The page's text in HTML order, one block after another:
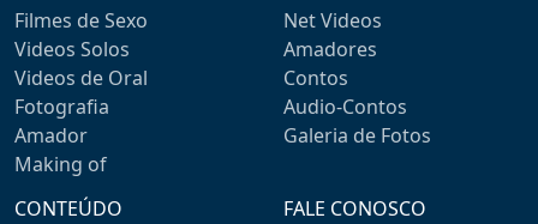
Filmes de Sexo
Videos Solos
Videos de Oral
Fotografia
Amador
Making of
Net Videos
Amadores
Contos
Audio-Contos
Galeria de Fotos
CONTEÚDO
FALE CONOSCO